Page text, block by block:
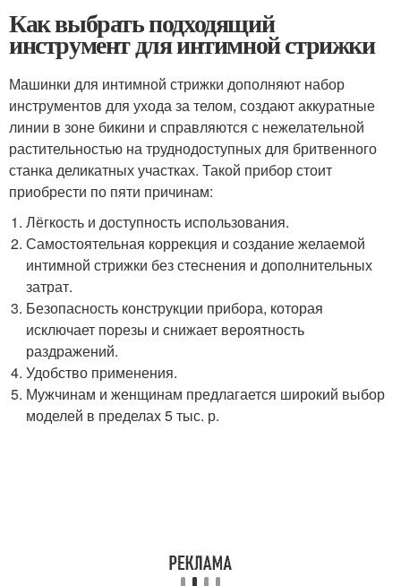
Как выбрать подходящий
инструмент для интимной стрижки
Машинки для интимной стрижки дополняют набор
инструментов для ухода за телом, создают аккуратные
линии в зоне бикини и справляются с нежелательной
растительностью на труднодоступных для бритвенного
станка деликатных участках. Такой прибор стоит
приобрести по пяти причинам:
Лёгкость и доступность использования.
Самостоятельная коррекция и создание желаемой
интимной стрижки без стеснения и дополнительных
затрат.
Безопасность конструкции прибора, которая
исключает порезы и снижает вероятность
раздражений.
Удобство применения.
Мужчинам и женщинам предлагается широкий выбор
моделей в пределах 5 тыс. р.